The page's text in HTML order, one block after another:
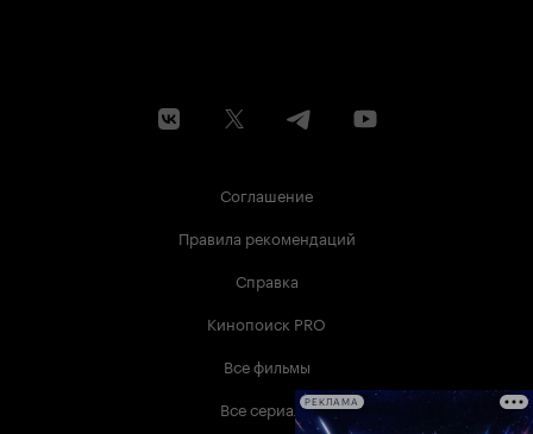
Соглашение
Правила рекомендаций
Справка
Кинопоиск PRO
Все фильмы
Все сериалыРЕКЛАМА